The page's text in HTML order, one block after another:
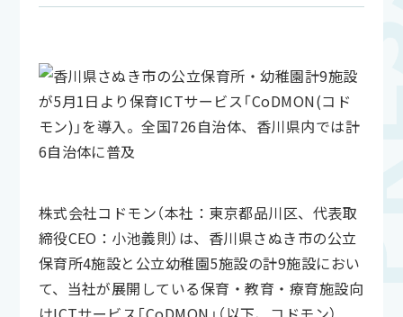
株式会社コドモン（本社：東京都品川区、代表取
締役CEO：小池義則）は、香川県さぬき市の公立
保育所4施設と公立幼稚園5施設の計9施設におい
て、当社が展開している保育・教育・療育施設向